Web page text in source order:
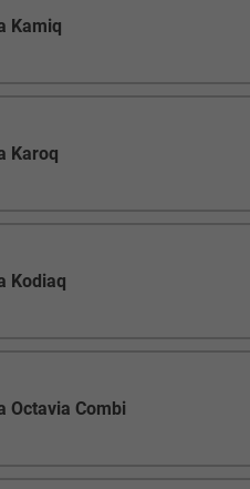
Kamiq
Karoq
Kodiaq
Octavia Combi